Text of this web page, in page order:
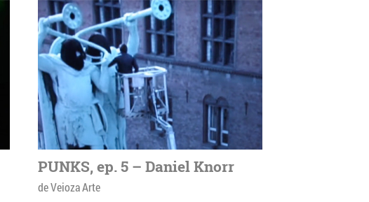
PUNKS, ep. 5 – Daniel Knorr
de Veioza Arte